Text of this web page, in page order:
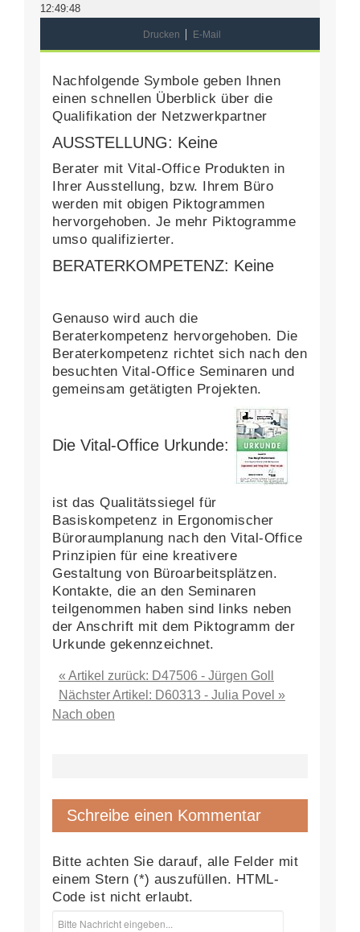
12:49:48
Drucken E-Mail
Nachfolgende Symbole geben Ihnen
einen schnellen Überblick über die
Qualifikation der Netzwerkpartner
AUSSTELLUNG: Keine
Berater mit Vital-Office Produkten in
Ihrer Ausstellung, bzw. Ihrem Büro
werden mit obigen Piktogrammen
hervorgehoben. Je mehr Piktogramme
umso qualifizierter.
BERATERKOMPETENZ: Keine
Genauso wird auch die
Beraterkompetenz hervorgehoben. Die
Beraterkompetenz richtet sich nach den
besuchten Vital-Office Seminaren und
gemeinsam getätigten Projekten.
Die Vital-Office Urkunde:
ist das Qualitätssiegel für
Basiskompetenz in Ergonomischer
Büroraumplanung nach den Vital-Office
Prinzipien für eine kreativere
Gestaltung von Büroarbeitsplätzen.
Kontakte, die an den Seminaren
teilgenommen haben sind links neben
der Anschrift mit dem Piktogramm der
Urkunde gekennzeichnet.
« Artikel zurück: D47506 - Jürgen Goll
Nächster Artikel: D60313 - Julia Povel »
Nach oben
Schreibe einen Kommentar
Bitte achten Sie darauf, alle Felder mit
einem Stern (*) auszufüllen. HTML-
Code ist nicht erlaubt.